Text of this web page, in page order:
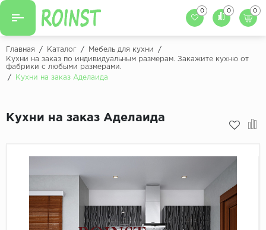
Назад
Кухни на заказ
Кухонный фартук
Декоры ЛДСП для мебели
Декоры обоев под мебель
0 0 0
Главная / Каталог / Мебель для кухни
/
Кухни на заказ по индивидуальным размерам. Закажите кухню от
фабрики с любыми размерами.
/
Кухни на заказ Аделаида
Кухни на заказ Аделаида